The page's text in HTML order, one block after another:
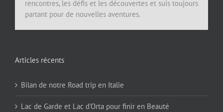
rencontres, les défis et les découvertes et suis toujours
partant pour de nouvelles aventures.
Articles récents
Bilan de notre Road trip en Italie
Lac de Garde et Lac d’Orta pour finir en Beauté